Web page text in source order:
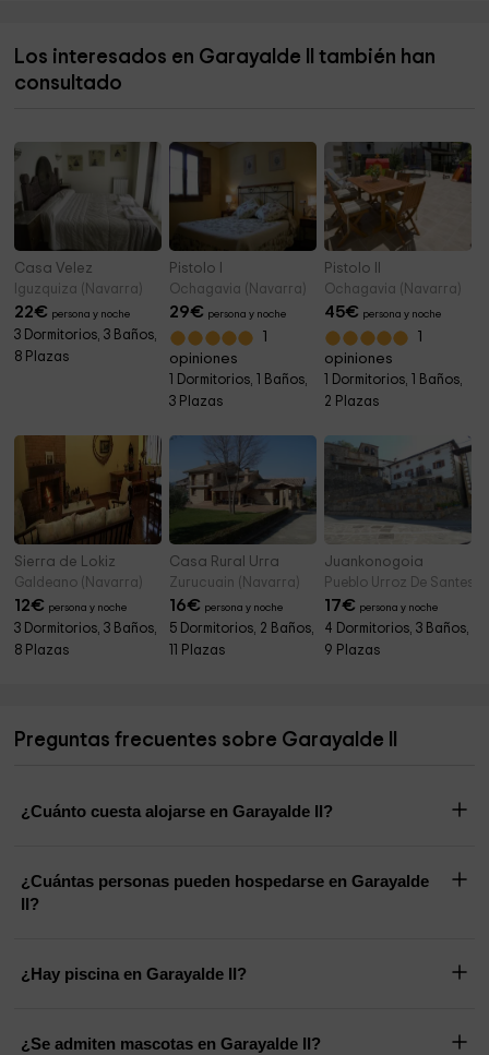
Iglesia de San Adrián 3,7 km
Los interesados en Garayalde II también han
consultado
Casa Velez
Iguzquiza (Navarra)
22€ persona y noche
3 Dormitorios, 3 Baños,
8 Plazas
Pistolo I
Ochagavia (Navarra)
29€ persona y noche
opiniones
1 Dormitorios, 1 Baños,
3 Plazas
Pistolo II
Ochagavia (Navarra)
45€ persona y noche
opiniones
1 Dormitorios, 1 Baños,
2 Plazas
Sierra de Lokiz
Galdeano (Navarra)
12€ persona y noche
3 Dormitorios, 3 Baños,
8 Plazas
Casa Rural Urra
Zurucuain (Navarra)
16€ persona y noche
5 Dormitorios, 2 Baños,
11 Plazas
Juankonogoia
Pueblo Urroz De
17€ persona y noche
4 Dormitorios, 3 Baños,
9 Plazas
Preguntas frecuentes sobre Garayalde II
¿Cuánto cuesta alojarse en Garayalde II?
¿Cuántas personas pueden hospedarse en Garayalde
II?
¿Hay piscina en Garayalde II?
¿Se admiten mascotas en Garayalde II?